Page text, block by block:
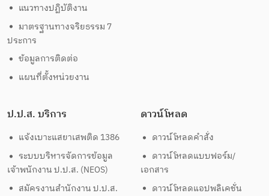
แนวทางปฏิบัติงาน
มาตรฐานทางจริยธรรม 7
ประการ
ข้อมูลการติดต่อ
แผนที่ตั้งหน่วยงาน
ป.ป.ส. บริการ
แจ้งเบาะแสยาเสพติด 1386
ระบบบริหารจัดการข้อมูล
เจ้าพนักงาน ป.ป.ส. (NEOS)
สมัครงานสำนักงาน ป.ป.ส.
ดาวน์โหลด
ดาวน์โหลดคำสั่ง
ดาวน์โหลดแบบฟอร์ม/
เอกสาร
ดาวน์โหลดแอปพลิเคชั่น